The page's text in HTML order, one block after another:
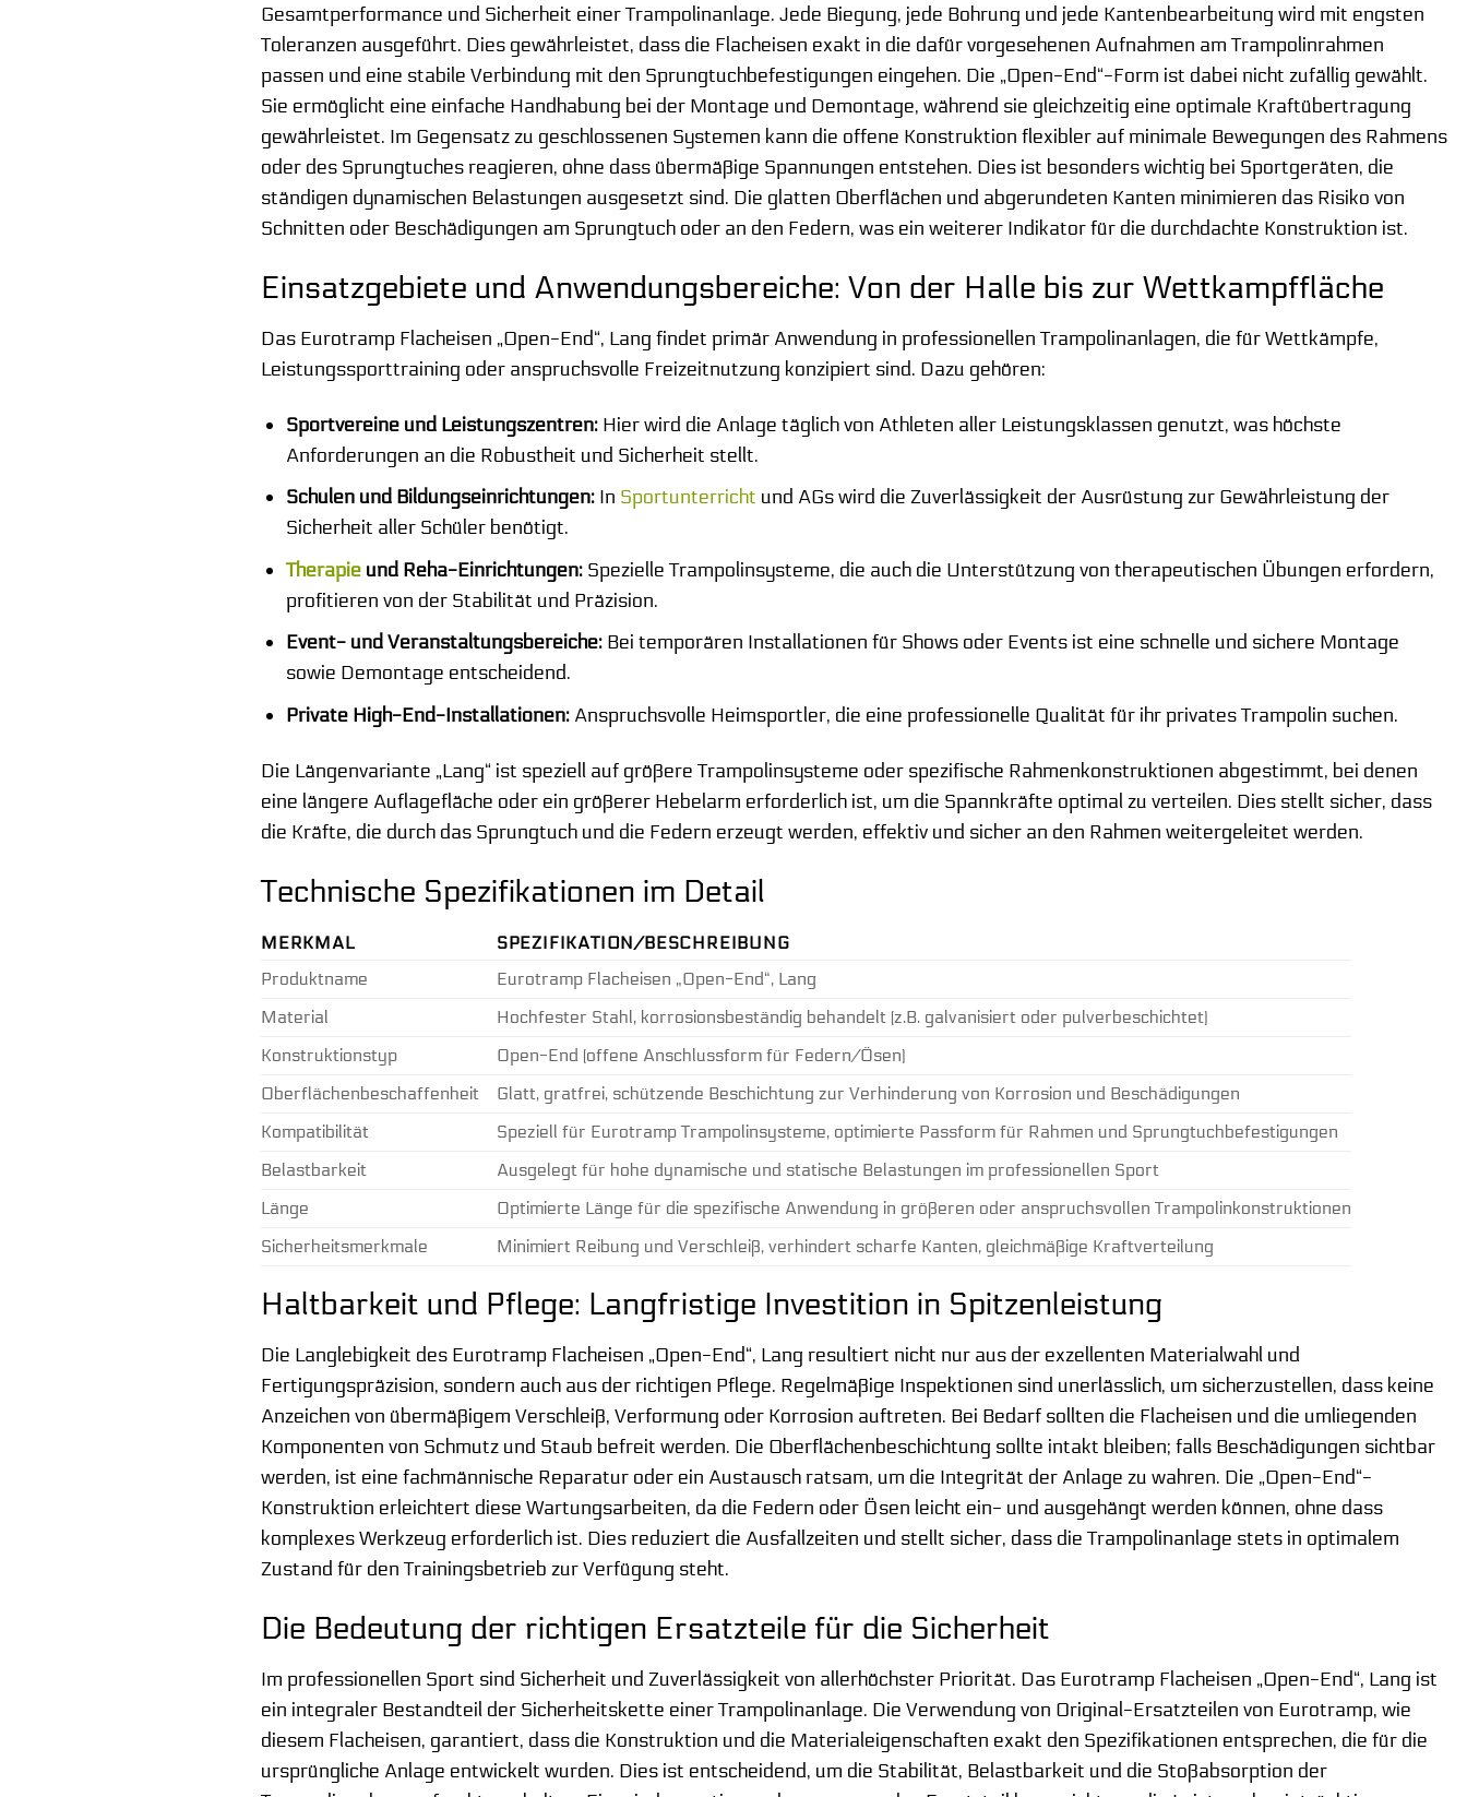
Gesamtperformance und Sicherheit einer Trampolinanlage. Jede Biegung, jede Bohrung und jede Kantenbearbeitung wird mit engsten
Toleranzen ausgeführt. Dies gewährleistet, dass die Flacheisen exakt in die dafür vorgesehenen Aufnahmen am Trampolinrahmen
passen und eine stabile Verbindung mit den Sprungtuchbefestigungen eingehen. Die „Open-End“-Form ist dabei nicht zufällig gewählt.
Sie ermöglicht eine einfache Handhabung bei der Montage und Demontage, während sie gleichzeitig eine optimale Kraftübertragung
gewährleistet. Im Gegensatz zu geschlossenen Systemen kann die offene Konstruktion flexibler auf minimale Bewegungen des Rahmens
oder des Sprungtuches reagieren, ohne dass übermäßige Spannungen entstehen. Dies ist besonders wichtig bei Sportgeräten, die
ständigen dynamischen Belastungen ausgesetzt sind. Die glatten Oberflächen und abgerundeten Kanten minimieren das Risiko von
Schnitten oder Beschädigungen am Sprungtuch oder an den Federn, was ein weiterer Indikator für die durchdachte Konstruktion ist.
Einsatzgebiete und Anwendungsbereiche: Von der Halle bis zur Wettkampffläche
Das Eurotramp Flacheisen „Open-End“, Lang findet primär Anwendung in professionellen Trampolinanlagen, die für Wettkämpfe,
Leistungssporttraining oder anspruchsvolle Freizeitnutzung konzipiert sind. Dazu gehören:
Sportvereine und Leistungszentren:Hier wird die Anlage täglich von Athleten aller Leistungsklassen genutzt, was höchste
Anforderungen an die Robustheit und Sicherheit stellt.
Schulen und Bildungseinrichtungen:In Sportunterricht und AGs wird die Zuverlässigkeit der Ausrüstung zur Gewährleistung der
Sicherheit aller Schüler benötigt.
Therapieund Reha-Einrichtungen:Spezielle Trampolinsysteme, die auch die Unterstützung von therapeutischen Übungen erfordern,
profitieren von der Stabilität und Präzision.
Event- und Veranstaltungsbereiche:Bei temporären Installationen für Shows oder Events ist eine schnelle und sichere Montage
sowie Demontage entscheidend.
Private High-End-Installationen:Anspruchsvolle Heimsportler, die eine professionelle Qualität für ihr privates Trampolin suchen.
Die Längenvariante „Lang“ ist speziell auf größere Trampolinsysteme oder spezifische Rahmenkonstruktionen abgestimmt, bei denen
eine längere Auflagefläche oder ein größerer Hebelarm erforderlich ist, um die Spannkräfte optimal zu verteilen. Dies stellt sicher, dass
die Kräfte, die durch das Sprungtuch und die Federn erzeugt werden, effektiv und sicher an den Rahmen weitergeleitet werden.
Technische Spezifikationen im Detail
MERKMAL
SPEZIFIKATION/BESCHREIBUNG
Produktname
Eurotramp Flacheisen „Open-End“, Lang
Material
Hochfester Stahl, korrosionsbeständig behandelt (z.B. galvanisiert oder pulverbeschichtet)
Konstruktionstyp
Open-End (offene Anschlussform für Federn/Ösen)
Oberflächenbeschaffenheit
Glatt, gratfrei, schützende Beschichtung zur Verhinderung von Korrosion und Beschädigungen
Kompatibilität
Speziell für Eurotramp Trampolinsysteme, optimierte Passform für Rahmen und Sprungtuchbefestigungen
Belastbarkeit
Ausgelegt für hohe dynamische und statische Belastungen im professionellen Sport
Länge
Optimierte Länge für die spezifische Anwendung in größeren oder anspruchsvollen Trampolinkonstruktionen
Sicherheitsmerkmale
Minimiert Reibung und Verschleiß, verhindert scharfe Kanten, gleichmäßige Kraftverteilung
Haltbarkeit und Pflege: Langfristige Investition in Spitzenleistung
Die Langlebigkeit des Eurotramp Flacheisen „Open-End“, Lang resultiert nicht nur aus der exzellenten Materialwahl und
Fertigungspräzision, sondern auch aus der richtigen Pflege. Regelmäßige Inspektionen sind unerlässlich, um sicherzustellen, dass keine
Anzeichen von übermäßigem Verschleiß, Verformung oder Korrosion auftreten. Bei Bedarf sollten die Flacheisen und die umliegenden
Komponenten von Schmutz und Staub befreit werden. Die Oberflächenbeschichtung sollte intakt bleiben; falls Beschädigungen sichtbar
werden, ist eine fachmännische Reparatur oder ein Austausch ratsam, um die Integrität der Anlage zu wahren. Die „Open-End“-
Konstruktion erleichtert diese Wartungsarbeiten, da die Federn oder Ösen leicht ein- und ausgehängt werden können, ohne dass
komplexes Werkzeug erforderlich ist. Dies reduziert die Ausfallzeiten und stellt sicher, dass die Trampolinanlage stets in optimalem
Zustand für den Trainingsbetrieb zur Verfügung steht.
Die Bedeutung der richtigen Ersatzteile für die Sicherheit
Im professionellen Sport sind Sicherheit und Zuverlässigkeit von allerhöchster Priorität. Das Eurotramp Flacheisen „Open-End“, Lang ist
ein integraler Bestandteil der Sicherheitskette einer Trampolinanlage. Die Verwendung von Original-Ersatzteilen von Eurotramp, wie
diesem Flacheisen, garantiert, dass die Konstruktion und die Materialeigenschaften exakt den Spezifikationen entsprechen, die für die
ursprüngliche Anlage entwickelt wurden. Dies ist entscheidend, um die Stabilität, Belastbarkeit und die Stoßabsorption der